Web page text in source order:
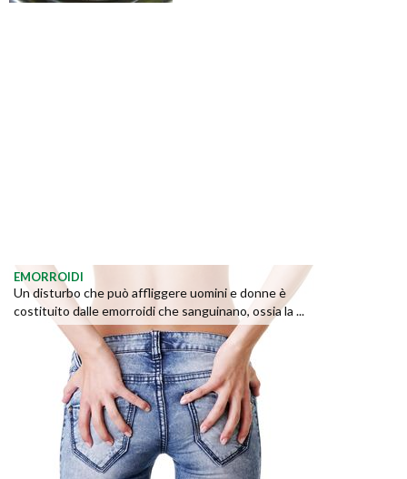
EMORROIDI
Un disturbo che può affliggere uomini e donne è
costituito dalle emorroidi che sanguinano, ossia la ...